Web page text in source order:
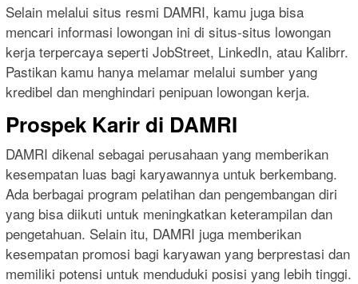
Selain melalui situs resmi DAMRI, kamu juga bisa
mencari informasi lowongan ini di situs-situs lowongan
kerja terpercaya seperti JobStreet, LinkedIn, atau Kalibrr.
Pastikan kamu hanya melamar melalui sumber yang
kredibel dan menghindari penipuan lowongan kerja.
Prospek Karir di DAMRI
DAMRI dikenal sebagai perusahaan yang memberikan
kesempatan luas bagi karyawannya untuk berkembang.
Ada berbagai program pelatihan dan pengembangan diri
yang bisa diikuti untuk meningkatkan keterampilan dan
pengetahuan. Selain itu, DAMRI juga memberikan
kesempatan promosi bagi karyawan yang berprestasi dan
memiliki potensi untuk menduduki posisi yang lebih tinggi.